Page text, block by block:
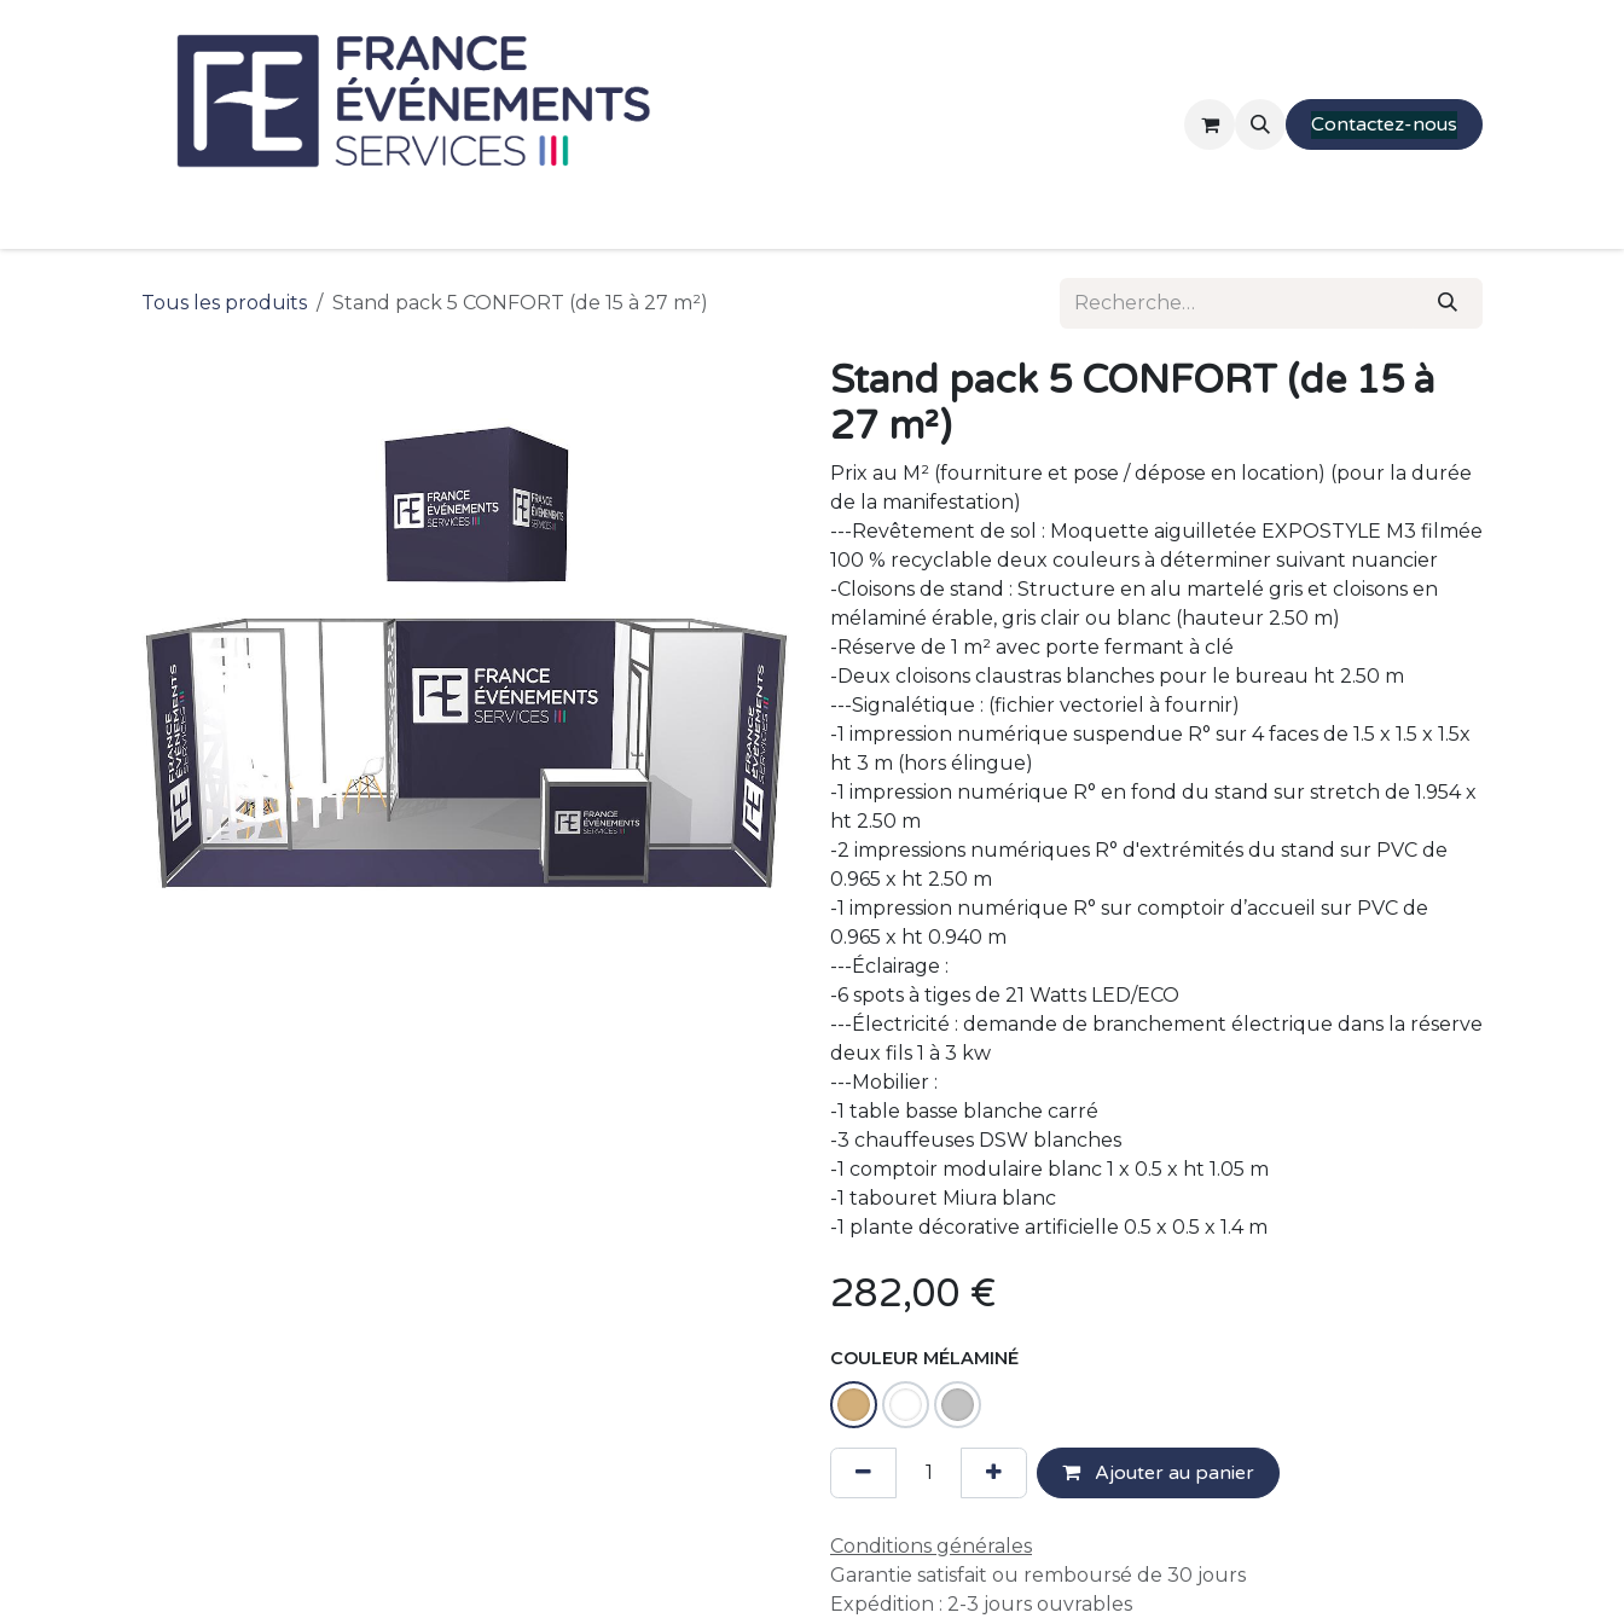
Stands Presentations Parcourir
Contactez-nous
Tous les produits Stand pack 5 CONFORT (de 15 à 27 m²)
Stand pack 5 CONFORT (de 15 à
27 m²)
Prix au M² (fourniture et pose / dépose en location) (pour la durée
de la manifestation)
---Revêtement de sol : Moquette aiguilletée EXPOSTYLE M3 filmée
100 % recyclable deux couleurs à déterminer suivant nuancier
-Cloisons de stand : Structure en alu martelé gris et cloisons en
mélaminé érable, gris clair ou blanc (hauteur 2.50 m)
-Réserve de 1 m² avec porte fermant à clé
-Deux cloisons claustras blanches pour le bureau ht 2.50 m
---Signalétique : (fichier vectoriel à fournir)
-1 impression numérique suspendue R° sur 4 faces de 1.5 x 1.5 x 1.5x
ht 3 m (hors élingue)
-1 impression numérique R° en fond du stand sur stretch de 1.954 x
ht 2.50 m
-2 impressions numériques R° d'extrémités du stand sur PVC de
0.965 x ht 2.50 m
-1 impression numérique R° sur comptoir d’accueil sur PVC de
0.965 x ht 0.940 m
---Éclairage :
-6 spots à tiges de 21 Watts LED/ECO
---Électricité : demande de branchement électrique dans la réserve
deux fils 1 à 3 kw
---Mobilier :
-1 table basse blanche carré
-3 chauffeuses DSW blanches
-1 comptoir modulaire blanc 1 x 0.5 x ht 1.05 m
-1 tabouret Miura blanc
-1 plante décorative artificielle 0.5 x 0.5 x 1.4 m
282,00 €
COULEUR MÉLAMINÉ
Ajouter au panier
Conditions générales
Garantie satisfait ou remboursé de 30 jours
Expédition : 2-3 jours ouvrables